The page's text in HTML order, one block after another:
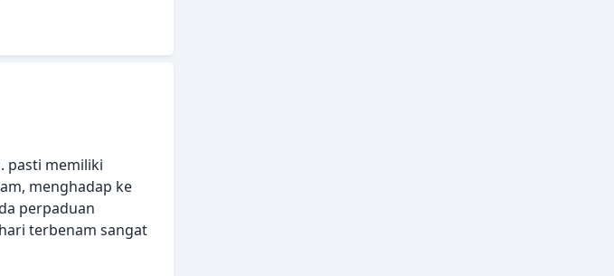
pasti memiliki
menghadap ke
perpaduan
terbenam sangat